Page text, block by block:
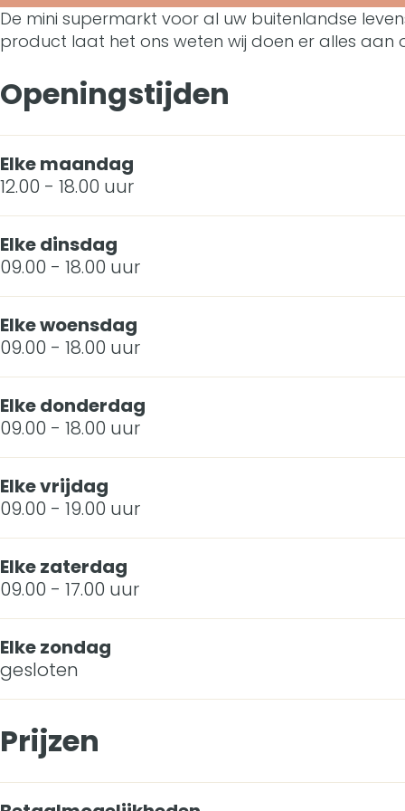
W
r
e
D
W
r
e
d
T
o
o
e
e
d
T
k
o
a
c
e
o
o
k
D
e
W
e
r
e
l
d
T
o
k
o
De mini supermarkt voor al uw buitenlandse
product laat het ons weten wij doen er alles aan
Openingstijden
Elke maandag
12.00 - 18.00 uur
Elke dinsdag
09.00 - 18.00 uur
Elke woensdag
09.00 - 18.00 uur
Elke donderdag
09.00 - 18.00 uur
Elke vrijdag
09.00 - 19.00 uur
Elke zaterdag
09.00 - 17.00 uur
Elke zondag
gesloten
Prijzen